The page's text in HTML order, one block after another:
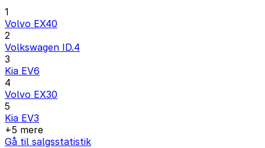
1
Volvo EX40
2
Volkswagen ID.4
3
Kia EV6
4
Volvo EX30
5
Kia EV3
+5 mere
Gå til salgsstatistik